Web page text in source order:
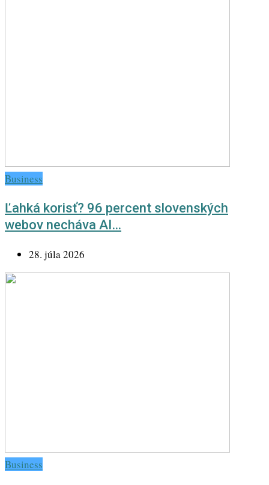
Business
Ľahká korisť? 96 percent slovenských
webov necháva AI…
28. júla 2026
Business